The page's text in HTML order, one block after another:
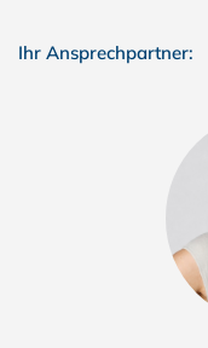
Ihr Ansprechpartner: